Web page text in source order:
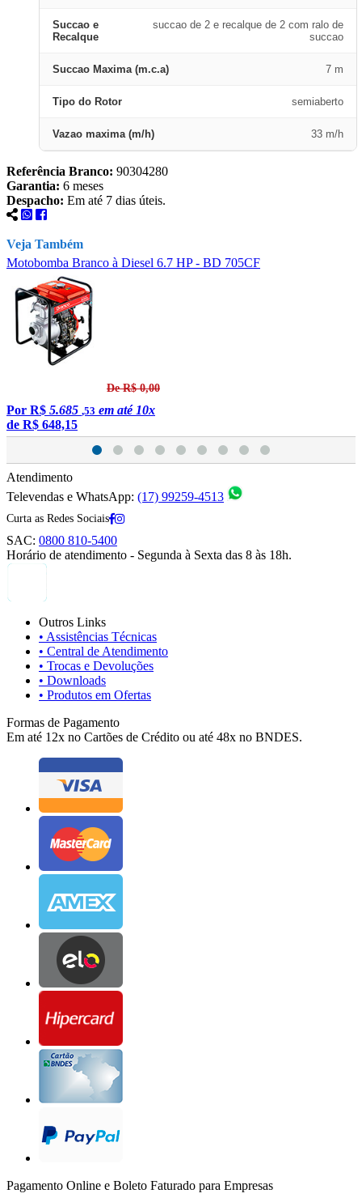
Succao e
Recalque
succao de 2 e recalque de 2 com ralo de
succao
Succao Maxima (m.c.a) 7 m
Tipo do Rotor semiaberto
Vazao maxima (m/h) 33 m/h
Referência Branco: 90304280
Garantia: 6 meses
Despacho: Em até 7 dias úteis.
Veja Também
Motobomba Branco à Diesel 6.7 HP - BD 705CF
De R$ 0,00
Por R$ 5.685 ,53 em até 10x
de R$ 648,15
Atendimento
Televendas e WhatsApp: (17) 99259-4513
Curta as Redes Sociais
SAC: 0800 810-5400
Horário de atendimento - Segunda à Sexta das 8 às 18h.
Outros Links
• Assistências Técnicas
• Central de Atendimento
• Trocas e Devoluções
• Downloads
• Produtos em Ofertas
Formas de Pagamento
Em até 12x no Cartões de Crédito ou até 48x no BNDES.
Pagamento Online e Boleto Faturado para Empresas